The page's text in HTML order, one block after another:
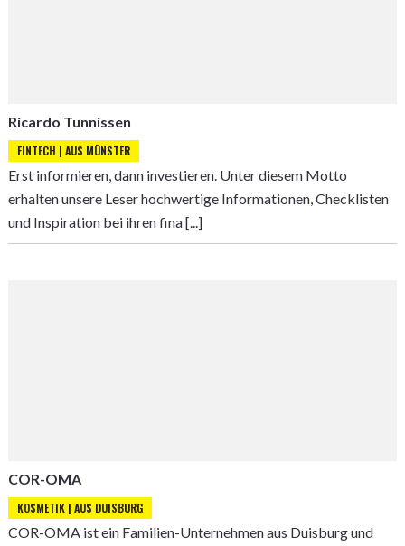
Ricardo Tunnissen
FINTECH | AUS MÜNSTER
Erst informieren, dann investieren. Unter diesem Motto
erhalten unsere Leser hochwertige Informationen, Checklisten
und Inspiration bei ihren fina [...]
COR-OMA
KOSMETIK | AUS DUISBURG
COR-OMA ist ein Familien-Unternehmen aus Duisburg und